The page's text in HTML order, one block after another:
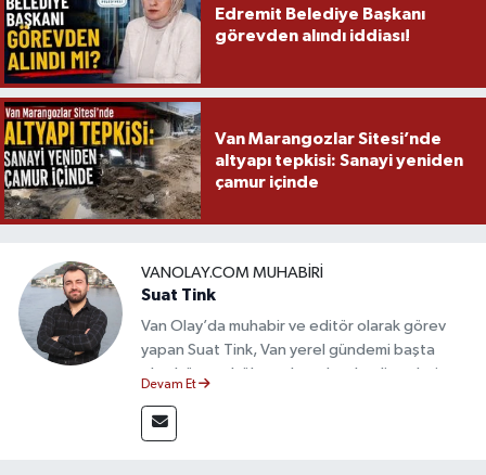
Edremit Belediye Başkanı
görevden alındı iddiası!
Van Marangozlar Sitesi’nde
altyapı tepkisi: Sanayi yeniden
çamur içinde
VANOLAY.COM MUHABIRI
Suat Tink
Van Olay’da muhabir ve editör olarak görev
yapan Suat Tink, Van yerel gündemi başta
olmak üzere bölgesel ve ulusal gelişmeleri
mezunu olan Tink, sahadan edindiği bilgilerle
doğruluk, tarafsızlık ve etik ilkeler
Devam Et